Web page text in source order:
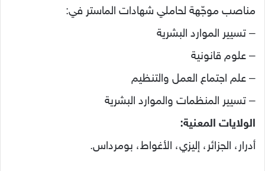
مناصب موجّهة لحاملي شهادات الماستر في:
– تسيير الموارد البشرية
– علوم قانونية
– علم اجتماع العمل والتنظيم
– تسيير المنظمات والموارد البشرية
الولايات المعنية:
أدرار، الجزائر، إليزي، الأغواط، بومرداس.